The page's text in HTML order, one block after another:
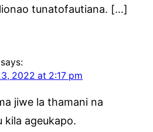
tunatofautiana. […]
says:
2022 at 2:17 pm
jiwe la thamani na
kila ageukapo.